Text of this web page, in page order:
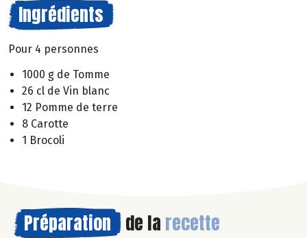
Ingrédients
Pour 4 personnes
1000 g de Tomme
26 cl de Vin blanc
12 Pomme de terre
8 Carotte
1 Brocoli
Préparation de la recette